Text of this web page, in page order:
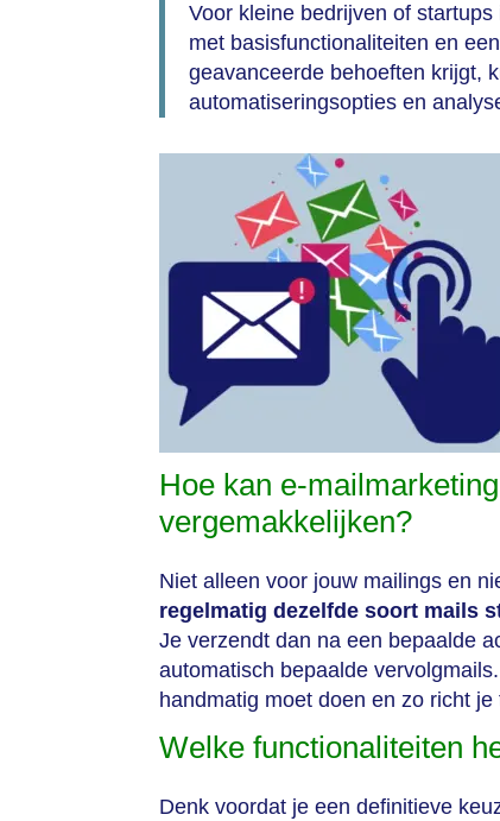
Voor kleine bedrijven of
met basisfunctionaliteiten en
geavanceerde behoeften krijgt,
automatiseringsopties en
Hoe kan e-
vergemakkelijken?
Niet alleen voor jouw mailings en
regelmatig dezelfde soort mails
Je verzendt dan na een bepaalde
automatisch bepaalde
handmatig moet doen en zo richt
Welke functionaliteiten
Denk voordat je een definitieve